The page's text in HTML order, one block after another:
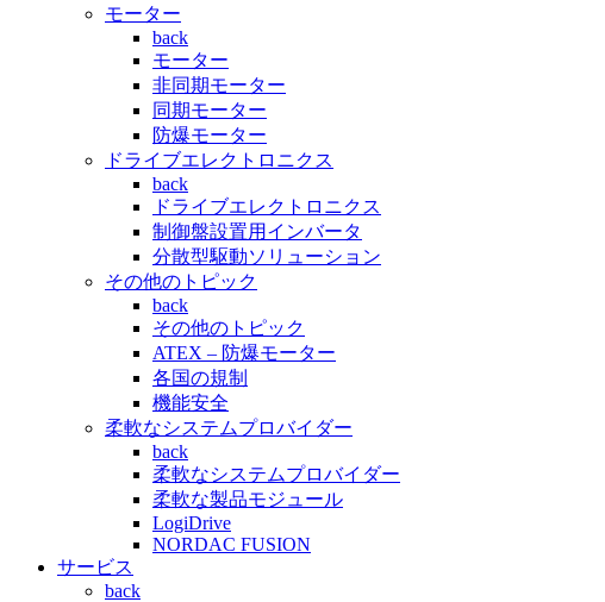
モーター
back
モーター
非同期モーター
同期モーター
防爆モーター
ドライブエレクトロニクス
back
ドライブエレクトロニクス
制御盤設置用インバータ
分散型駆動ソリューション
その他のトピック
back
その他のトピック
ATEX – 防爆モーター
各国の規制
機能安全
柔軟なシステムプロバイダー
back
柔軟なシステムプロバイダー
柔軟な製品モジュール
LogiDrive
NORDAC FUSION
サービス
back